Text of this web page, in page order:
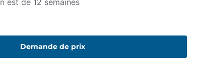
est de 12 semaines
Demande de prix